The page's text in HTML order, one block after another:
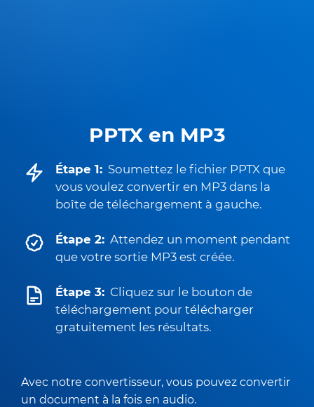
PPTX en MP3
Étape 1: Soumettez le fichier PPTX que
vous voulez convertir en MP3 dans la
boîte de téléchargement à gauche.
Étape 2: Attendez un moment pendant
que votre sortie MP3 est créée.
Étape 3: Cliquez sur le bouton de
téléchargement pour télécharger
gratuitement les résultats.
Avec notre convertisseur, vous pouvez convertir
un document à la fois en audio.